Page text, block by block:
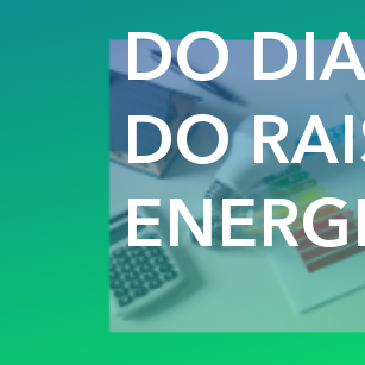
DO
DO